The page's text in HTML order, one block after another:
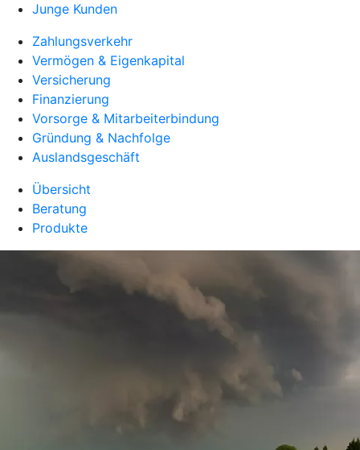
Junge Kunden
Zahlungsverkehr
Vermögen & Eigenkapital
Versicherung
Finanzierung
Vorsorge & Mitarbeiterbindung
Gründung & Nachfolge
Auslandsgeschäft
Übersicht
Beratung
Produkte